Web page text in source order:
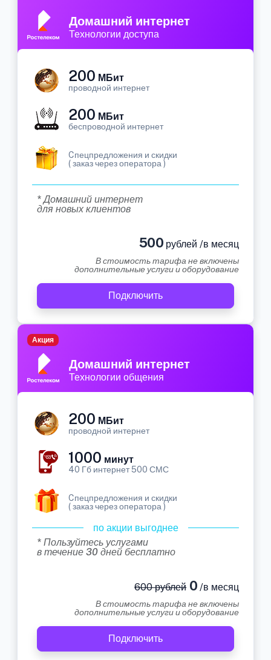
Домашний интернет
Технологии доступа
200 МБит
проводной интернет
200 МБит
беспроводной интернет
Cпецпредложения и скидки
( заказ через оператора )
* Домашний интернет
для новых клиентов
500 рублей /в месяц
В стоимость тарифа не включены
дополнительные услуги и оборудование
Подключить
Домашний интернет
Технологии общения
Акция
200 МБит
проводной интернет
1000 минут
40 Гб интернет 500 СМС
Cпецпредложения и скидки
( заказ через оператора )
по акции выгоднее
* Пользуйтесь услугами
в течение 30 дней бесплатно
600 рублей0 /в месяц
В стоимость тарифа не включены
дополнительные услуги и оборудование
Подключить